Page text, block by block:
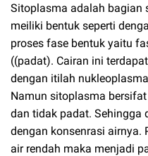
Sitoplasma adalah bagian
meiliki bentuk seperti
proses fase bentuk yaitu
((padat). Cairan ini
dengan itilah
Namun sitoplasma
dan tidak padat. Sehingga
dengan konsenrasi airnya.
air rendah maka menjadi